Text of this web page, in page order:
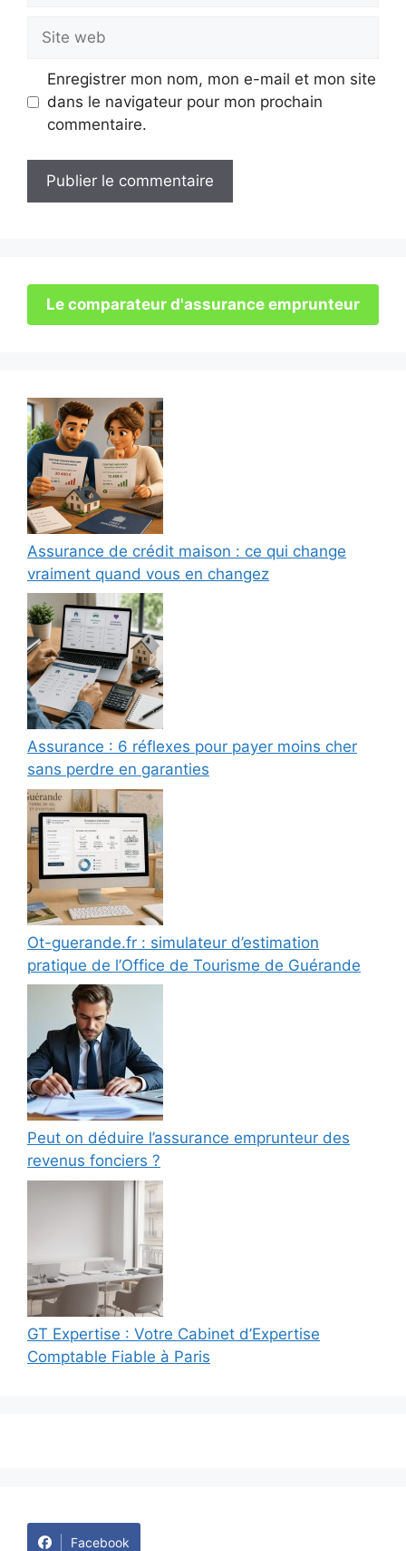
Site
web
Enregistrer mon nom, mon e-mail et mon site
dans le navigateur pour mon prochain
commentaire.
Le comparateur d'assurance emprunteur
Assurance de crédit maison : ce qui change
vraiment quand vous en changez
Assurance : 6 réflexes pour payer moins cher
sans perdre en garanties
Ot-guerande.fr : simulateur d’estimation
pratique de l’Office de Tourisme de Guérande
Peut on déduire l’assurance emprunteur des
revenus fonciers ?
GT Expertise : Votre Cabinet d’Expertise
Comptable Fiable à Paris
Facebook